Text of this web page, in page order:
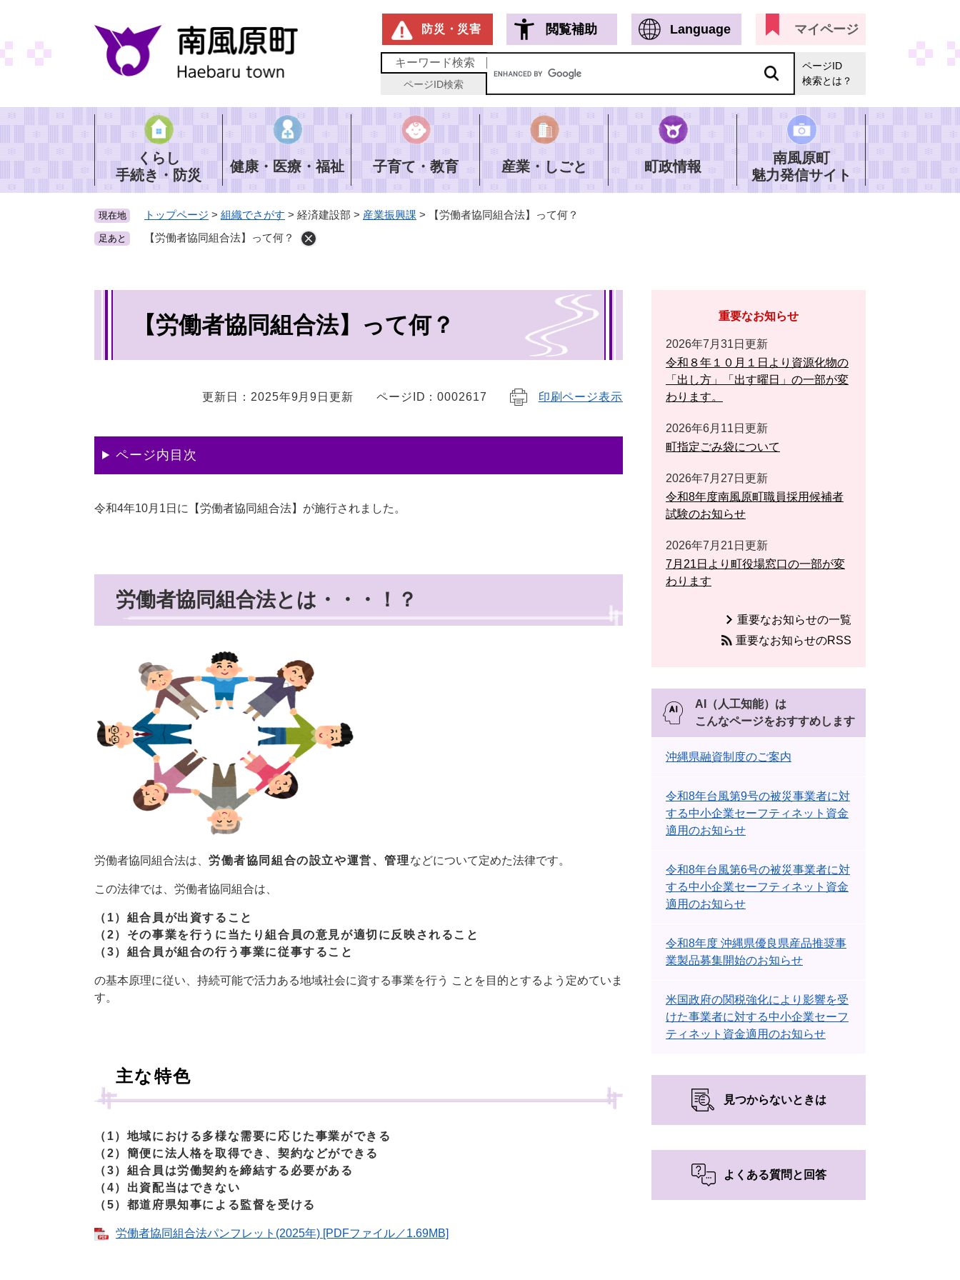
ジ
の
で
す
。
防災・災害 閲覧補助 Language マイページ
キーワード検索
ページID検索
ページID
検索とは？
くらし
手続き・防災
健康・医療・福祉 子育て・教育 産業・しごと 町政情報
南風原町
魅力発信サイト
現在地 トップページ > 組織でさがす > 経済建設部 > 産業振興課 > 【労働者協同組合法】って何？
足あと 【労働者協同組合法】って何？
【労働者協同組合法】って何？
更新日：2025年9月9日更新 ページID：0002617 印刷ページ表示
ページ内目次
令和4年10月1日に【労働者協同組合法】が施行されました。
労働者協同組合法とは・・・！？
労働者協同組合法は、 労働者協同組合の設立や運営、管理 などについて定めた法律です。
この法律では、労働者協同組合は、
（1）組合員が出資すること
（2）その事業を行うに当たり組合員の意見が適切に反映されること
（3）組合員が組合の行う事業に従事すること
の基本原理に従い、持続可能で活力ある地域社会に資する事業を行う ことを目的とするよう定めていま
す。
主な特色
（1）地域における多様な需要に応じた事業ができる
（2）簡便に法人格を取得でき、契約などができる
（3）組合員は労働契約を締結する必要がある
（4）出資配当はできない
（5）都道府県知事による監督を受ける
労働者協同組合法パンフレット(2025年) [PDFファイル／1.69MB]
重要なお知らせ
2026年7月31日更新
令和８年１０月１日より資源化物の
「出し方」「出す曜日」の一部が変
わります。
2026年6月11日更新
町指定ごみ袋について
2026年7月27日更新
令和8年度南風原町職員採用候補者
試験のお知らせ
2026年7月21日更新
7月21日より町役場窓口の一部が変
わります
重要なお知らせの一覧
重要なお知らせのRSS
AI（人工知能）は
こんなページをおすすめします
沖縄県融資制度のご案内
令和8年台風第9号の被災事業者に対
する中小企業セーフティネット資金
適用のお知らせ
令和8年台風第6号の被災事業者に対
する中小企業セーフティネット資金
適用のお知らせ
令和8年度 沖縄県優良県産品推奨事
業製品募集開始のお知らせ
米国政府の関税強化により影響を受
けた事業者に対する中小企業セーフ
ティネット資金適用のお知らせ
見つからないときは
よくある質問と回答